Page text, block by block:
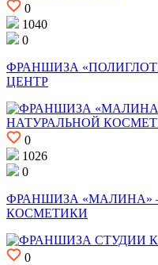
0
1040
0
ФРАНШИЗА
ЦЕНТР
0
1026
0
ФРАНШИЗА «МАЛИНА»
КОСМЕТИКИ
0